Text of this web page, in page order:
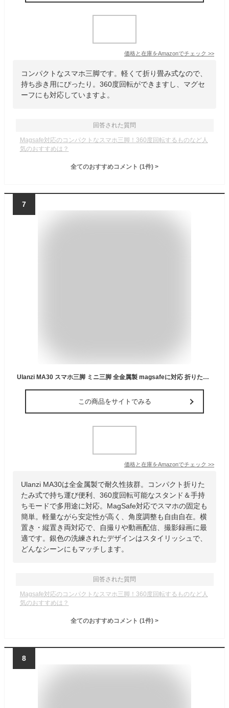
価格と在庫をAmazonでチェック >>
コンパクトなスマホ三脚です。軽くて折り畳み式なので、
持ち歩き用にぴったり。360度回転ができますし、マグセ
ーフにも対応していますよ。
回答された質問
Magsafe対応のコンパクトなスマホ三脚！360度回転するものなど人
気のおすすめは？
全てのおすすめコメント (1件) >
7
Ulanzi MA30 スマホ三脚 ミニ三脚 全金属製 magsafeに対応 折りたたみ式 持ち運び便利 スタンド＆手持ちモード 360度回転 自撮り棒 スマホスタンド 携帯スタンド 安定 軽量 角度調整可能 横置き/縦置き 卓上三脚 セルフィー/生放送/撮影録画/動画鑑賞に最適 銀
この商品をサイトでみる
価格と在庫をAmazonでチェック >>
Ulanzi MA30は全金属製で耐久性抜群。コンパクト折りた
たみ式で持ち運び便利、360度回転可能なスタンド＆手持
ちモードで多用途に対応。MagSafe対応でスマホの固定も
簡単。軽量ながら安定性が高く、角度調整も自由自在。横
置き・縦置き両対応で、自撮りや動画配信、撮影録画に最
適です。銀色の洗練されたデザインはスタイリッシュで、
どんなシーンにもマッチします。
回答された質問
Magsafe対応のコンパクトなスマホ三脚！360度回転するものなど人
気のおすすめは？
全てのおすすめコメント (1件) >
8